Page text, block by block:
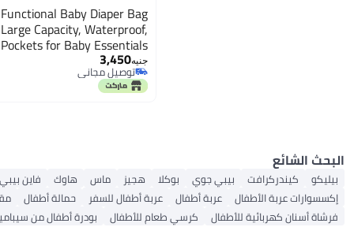
Baby Diaper Bag
Capacity, Waterproof,
for Baby Essentials
جنيه3,450
توصيل مجاني
توصيل مجاني
البحث الشائع
بيليكو كيندركرافت بيبي جوي بوكلا هجيز ماس هاوك فاين بيبي
إكسسوارات عربة الأطفال
عربة أطفال عربة أطفال للسفر حمالة أطفال
فرشاة أسنان كهربائية للأطفال
كرسي طعام للأطفال بودرة أطفال من